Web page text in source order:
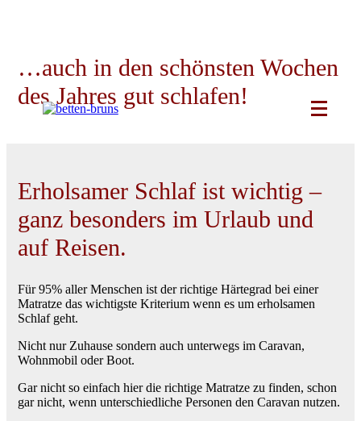
…auch in den schönsten Wochen
des Jahres gut schlafen!
Erholsamer Schlaf ist wichtig –
ganz besonders im Urlaub und
auf Reisen.
Für 95% aller Menschen ist der richtige Härtegrad bei einer
Matratze das wichtigste Kriterium wenn es um erholsamen
Schlaf geht.
Nicht nur Zuhause sondern auch unterwegs im Caravan,
Wohnmobil oder Boot.
Gar nicht so einfach hier die richtige Matratze zu finden, schon
gar nicht, wenn unterschiedliche Personen den Caravan nutzen.